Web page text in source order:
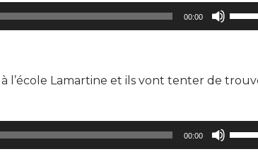
00:00
les
pour
le
à l’école Lamartine et ils vont tenter de
00:00
les